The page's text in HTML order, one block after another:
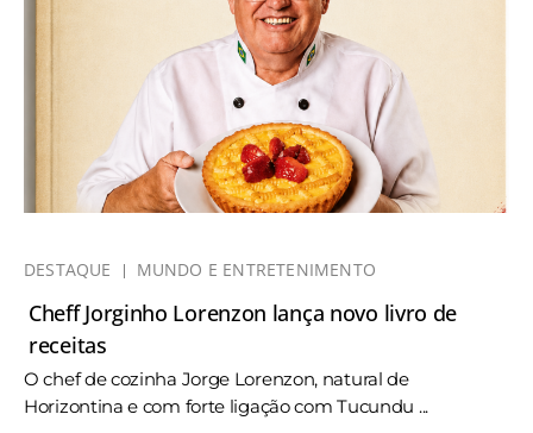
DESTAQUE MUNDO E ENTRETENIMENTO
Cheff Jorginho Lorenzon lança novo livro de
receitas
O chef de cozinha Jorge Lorenzon, natural de
Horizontina e com forte ligação com Tucundu ...